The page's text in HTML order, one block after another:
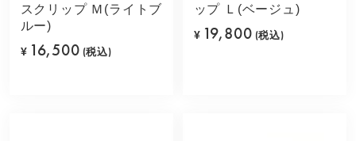
スクリップ Ｍ(ライトブ
ルー)
¥ 16,500 (税込)
ップ Ｌ(ベージュ)
¥ 19,800 (税込)